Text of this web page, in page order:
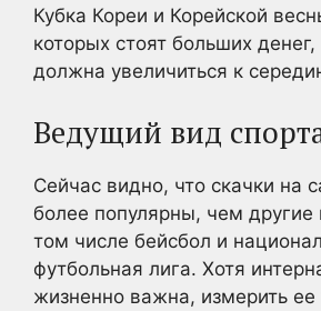
Кубка Кореи и Корейской
которых стоят больших
должна увеличиться к
Ведущий вид
Сейчас видно, что скачки на
более популярны, чем другие
том числе бейсбол и
футбольная лига. Хотя
жизненно важна, измерить